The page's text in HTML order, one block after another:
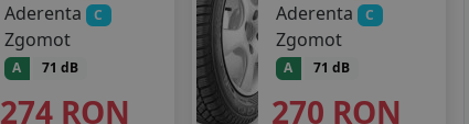
Aderenta C
Zgomot
A 71 dB
274 RON
Aderenta C
Zgomot
A 71 dB
270 RON